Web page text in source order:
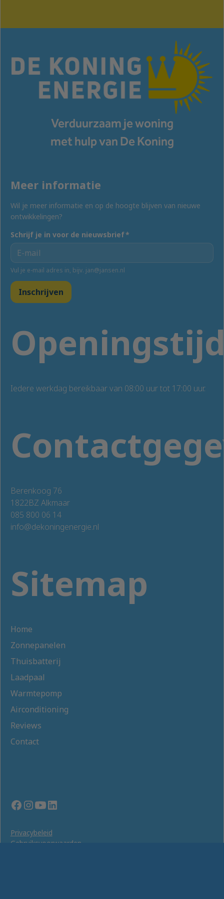
Verduurzaam je woning
met hulp van De Koning
Sitemap
Home
Zonnepanelen
Thuisbatterij
Laadpaal
Warmtepomp
Airconditioning
Reviews
Contact
Berenkoog 76
1822BZ Alkmaar
085 800 06 14
info@dekoningenergie.nl
Iedere werkdag bereikbaar van 08:00 uur tot 17:00 uur.
Meer informatie
Wil je meer informatie en op de hoogte blijven van nieuwe
ontwikkelingen?
Schrijf je in voor de nieuwsbrief*
Vul je e-mail adres in, bijv. jan@jansen.nl
Inschrijven
Privacybeleid
Gebruiksvoorwaarden